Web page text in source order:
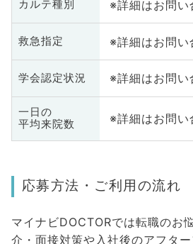
カルテ種別 ※詳細はお問い
救急指定 ※詳細はお問い
学会認定状況 ※詳細はお問い
一日の
平均来院数
※詳細はお問い
応募方法・ご利用の流れ
マイナビDOCTORでは転職のお
介・面接対策や入社後のアフタ